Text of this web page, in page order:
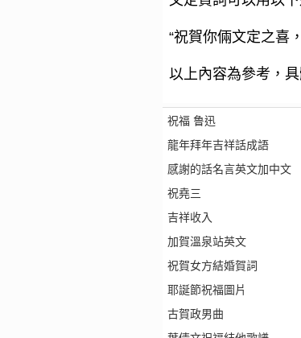
“祝賀你倆文定之喜
以上內容為參考，
祝福 鲁迅
龍年拜年吉祥話成語
感謝的話名言英文加中文
祝堯三
吉祥收入
加賀溫泉站英文
祝賀女方結婚賀詞
耶誕節祝福圖片
古賀政男曲